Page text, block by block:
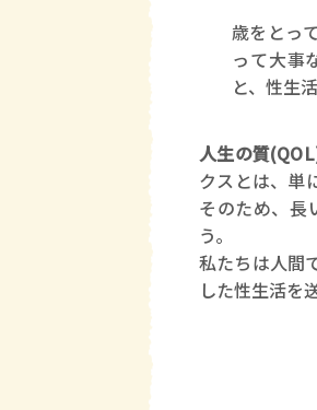
歳をとっ
って大事
と、性生
人生の質
クスとは、単
そのため、長
う。
私たちは人間
した性生活を